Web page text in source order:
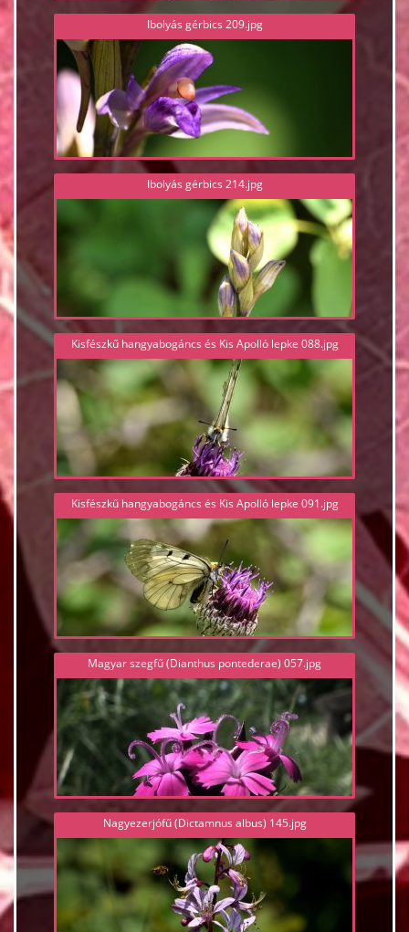
Ibolyás gérbics 209.jpg
Ibolyás gérbics 214.jpg
Kisfészkű hangyabogáncs és Kis Apolló lepke 088.jpg
Kisfészkű hangyabogáncs és Kis Apolló lepke 091.jpg
Magyar szegfű (Dianthus pontederae) 057.jpg
Nagyezerjófű (Dictamnus albus) 145.jpg